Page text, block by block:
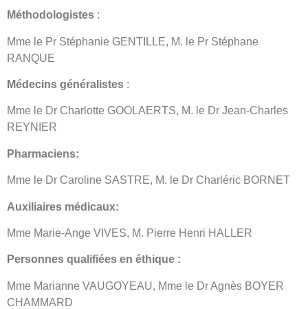
Méthodologistes :
Mme le Pr Stéphanie GENTILLE, M. le Pr Stéphane
RANQUE
Médecins généralistes :
Mme le Dr Charlotte GOOLAERTS, M. le Dr Jean-Charles
REYNIER
Pharmaciens:
Mme le Dr Caroline SASTRE, M. le Dr Charléric BORNET
Auxiliaires médicaux:
Mme Marie-Ange VIVES, M. Pierre Henri HALLER
Personnes qualifiées en éthique :
Mme Marianne VAUGOYEAU, Mme le Dr Agnès BOYER
CHAMMARD